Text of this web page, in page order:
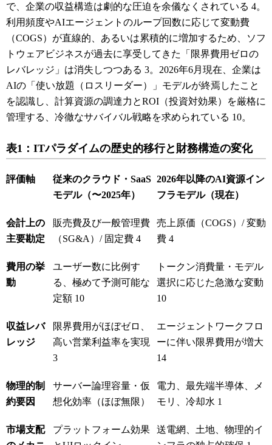
で、企業の収益構造は劇的な圧迫を余儀なくされている 4。
利用頻度やAIエージェントのループ回数に応じて変動費
（COGS）が直線的、あるいは累積的に増加するため、ソフ
トウェアビジネスが過去に享受してきた「限界費用ゼロの
レバレッジ」は消失しつつある 3。2026年6月現在、企業は
AIの「使い放題（ロスリーダー）」モデルが終焉したこと
を認識し、計算資源の調達力とROI（投資対効果）を厳格に
管理する、冷徹なサバイバル戦略を求められている 10。
表1：ITパラダイムの歴史的移行と財務構造の変化
評価軸
従来のクラウド・SaaS
モデル（〜2025年）
2026年以降のAI資源イン
フラモデル（現在）
会計上の
主要勘定
販売費及び一般管理費
（SG&A）/ 固定費 4
売上原価（COGS）/ 変動
費 4
費用の挙
動
ユーザー数に比例す
る、極めて予測可能な
定額 10
トークン消費量・モデル
選択に応じた急激な変動
10
収益レバ
レッジ
限界費用がほぼゼロ、
高い営業利益率を実現
3
エージェントワークフロ
ーに伴い限界費用が増大
14
物理的制
約要因
サーバー論理容量・仮
想化効率（ほぼ無限）
電力、最先端半導体、メ
モリ、冷却水 1
市場支配
プラットフォーム効果
送電網、土地、物理的イ